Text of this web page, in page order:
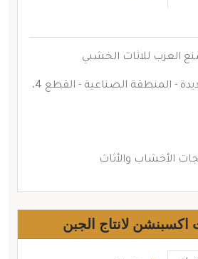
العزب للاثاث الخشبي
دمياط الجديدة - المنطقة الصناعية - القطع 4،
الأخشاب والأثاث
لانتاج الجبن